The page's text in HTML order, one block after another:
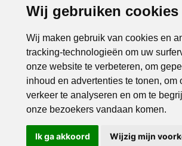
Wij gebruiken cookies
Wij maken gebruik van cookies en
tracking-technologieën om uw
onze website te verbeteren, om
inhoud en advertenties te tonen, om
verkeer te analyseren en om te
onze bezoekers vandaan komen.
Ik ga akkoord Wijzig mijn